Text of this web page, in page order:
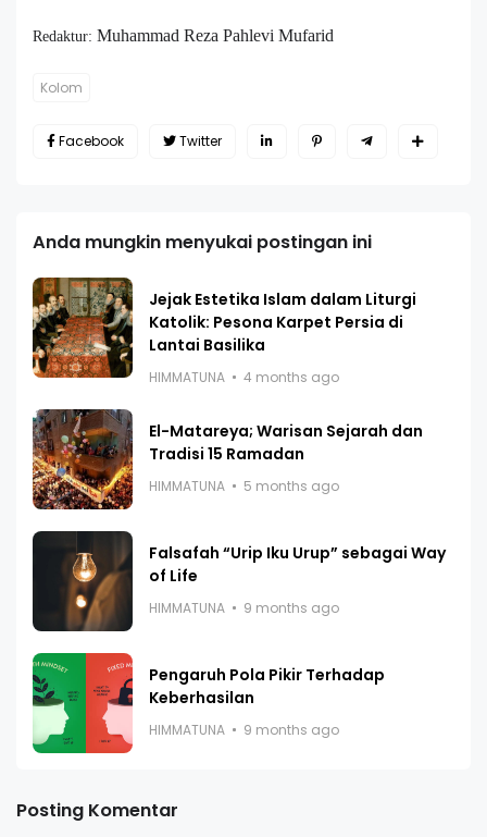
Redaktur: Muhammad Reza Pahlevi Mufarid
Kolom
Facebook Twitter
Anda mungkin menyukai postingan ini
Jejak Estetika Islam dalam Liturgi
Katolik: Pesona Karpet Persia di
Lantai Basilika
HIMMATUNA 4 months ago
El-Matareya; Warisan Sejarah dan
Tradisi 15 Ramadan
HIMMATUNA 5 months ago
Falsafah “Urip Iku Urup” sebagai Way
of Life
HIMMATUNA 9 months ago
Pengaruh Pola Pikir Terhadap
Keberhasilan
HIMMATUNA 9 months ago
Posting Komentar